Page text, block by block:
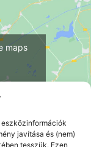
javítása és (nem)
tesszük. Ezen
maps